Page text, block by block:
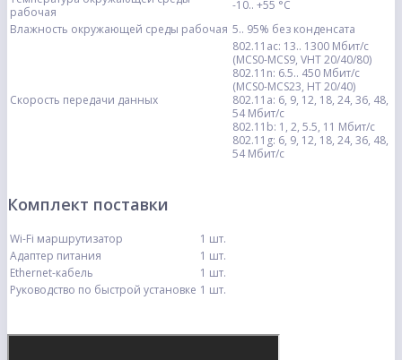
рабочая
-10.. +55 °C
Влажность окружающей среды рабочая 5.. 95% без конденсата
Скорость передачи данных
802.11ac: 13.. 1300 Мбит/с
(MCS0-MCS9, VHT 20/40/80)
802.11n: 6.5.. 450 Мбит/с
(MCS0-MCS23, HT 20/40)
802.11a: 6, 9, 12, 18, 24, 36, 48,
54 Мбит/с
802.11b: 1, 2, 5.5, 11 Мбит/с
802.11g: 6, 9, 12, 18, 24, 36, 48,
54 Мбит/с
Комплект поставки
Wi-Fi маршрутизатор
1 шт.
Адаптер питания
1 шт.
Ethernet-кабель
1 шт.
Руководство по быстрой установке 1 шт.